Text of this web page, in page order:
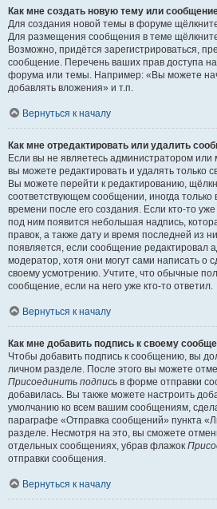
Как мне создать новую тему или
Для создания новой темы в форуме
Для размещения сообщения в теме щёлкните
Возможно, придётся зарегистрироваться,
сообщение. Перечень ваших прав доступа
форума или темы. Например: «Вы можете
добавлять вложения» и т.п.
Вернуться к началу
Как мне отредактировать или удалить
Если вы не являетесь администратором
вы можете редактировать и удалять только
Вы можете перейти к редактированию,
соответствующем сообщении, иногда только
времени после его создания. Если кто-то
под ним появится небольшая надпись,
правок, а также дату и время последней из
появляется, если сообщение редактировал
модератор, хотя они могут сами написать о
своему усмотрению. Учтите, что обычные
сообщение, если на него уже кто-то ответил.
Вернуться к началу
Как мне добавить подпись к своему
Чтобы добавить подпись к сообщению, вы
личном разделе. После этого вы можете
Присоединить подпись в форме отправки
добавилась. Вы также можете настроить
умолчанию ко всем вашим сообщениям,
параграфе «Отправка сообщений» пункта
разделе. Несмотря на это, вы сможете
отдельных сообщениях, убрав флажок
отправки сообщения.
Вернуться к началу